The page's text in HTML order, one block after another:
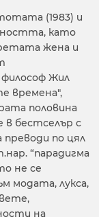
(1983) и
като
жена и
Жил
времена",
половина
в бестселър с
преводи по цял
“парадигма
не се
модата, лукса,
на